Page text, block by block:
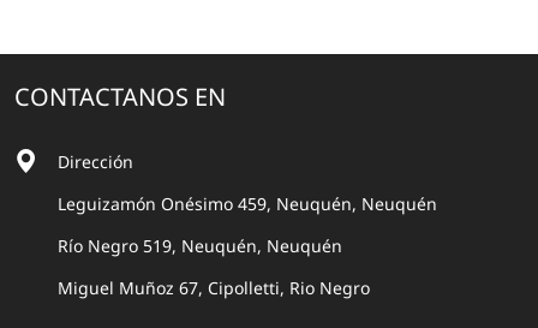
CONTACTANOS EN
Dirección
Leguizamón Onésimo 459, Neuquén, Neuquén
Río Negro 519, Neuquén, Neuquén
Miguel Muñoz 67, Cipolletti, Rio Negro